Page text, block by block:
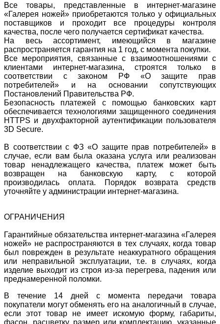
Все товары, представленные в интернет-магазине
«Галерея ножей» приобретаются только у официальных
поставщиков и проходит все процедуры контроля
качества, после чего получается сертификат качества.
На весь ассортимент, имеющийся в магазине
распространяется гарантия на 1 год, с момента покупки.
Все мероприятия, связанные с взаимоотношениями с
клиентами интернет-магазина, строятся только в
соответствии с законом РФ «О защите прав
потребителей» и на основании сопутствующих
Постановлений Правительства РФ.
Безопасность платежей с помощью банковских карт
обеспечивается технологиями защищенного соединения
HTTPS и двухфакторной аутентификации пользователя
3D Secure.
В соответствии с ФЗ «О защите прав потребителей» в
случае, если вам была оказана услуга или реализован
товар ненадлежащего качества, платеж может быть
возвращен на банковскую карту, с которой
производилась оплата. Порядок возврата средств
уточняйте у администрации интернет-магазина.
ОГРАНИЧЕНИЯ
Гарантийные обязательства интернет-магазина «Галерея
ножей» не распространяются в тех случаях, когда товар
был поврежден в результате неаккуратного обращения
или неправильной эксплуатации, т.е. в случаях, когда
изделие выходит из строя из-за перегрева, падения или
преднамеренной поломки.
В течение 14 дней с момента передачи товара
покупатели могут обменять его на аналогичный в случае,
если этот товар не имеет искомую форму, габариты,
фасон, расцветку, размер или комплектацию, указанные